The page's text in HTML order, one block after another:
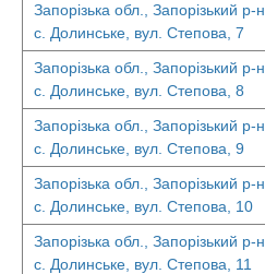
Запорізька обл., Запорізький р-н,
с. Долинське, вул. Степова, 7
Запорізька обл., Запорізький р-н,
с. Долинське, вул. Степова, 8
Запорізька обл., Запорізький р-н,
с. Долинське, вул. Степова, 9
Запорізька обл., Запорізький р-н,
с. Долинське, вул. Степова, 10
Запорізька обл., Запорізький р-н,
с. Долинське, вул. Степова, 11